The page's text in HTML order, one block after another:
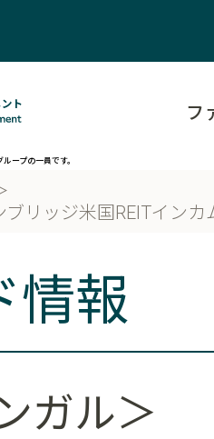
ープの一員です。
フ
リッジ米国REITイン
情報
ガル＞